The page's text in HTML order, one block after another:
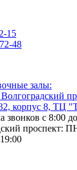
15
48
залы:
корпус 8, ТЦ
звонков с 8:00
проспект: